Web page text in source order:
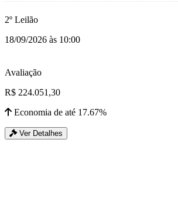
2º Leilão
18/09/2026 às 10:00
Avaliação
R$ 224.051,30
Economia de até 17.67%
Ver Detalhes